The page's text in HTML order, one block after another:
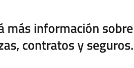
más información sobre
contratos y seguros.